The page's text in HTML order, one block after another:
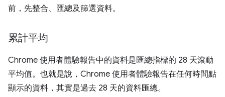
前，先整合、匯總及篩選資料。
累計平均
Chrome 使用者體驗報告中的資料是匯總指標的 28 天滾動
平均值。也就是說，Chrome 使用者體驗報告在任何時間點
顯示的資料，其實是過去 28 天的資料匯總。